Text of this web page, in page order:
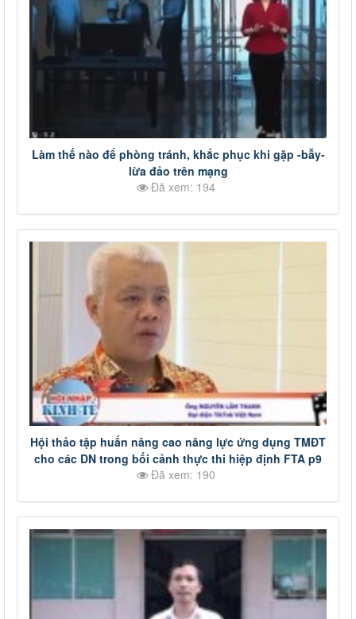
Làm thế nào để phòng tránh, khắc phục khi gặp -bẫy-
lừa đảo trên mạng
Đã xem: 194
Hội thảo tập huấn nâng cao năng lực ứng dụng TMĐT
cho các DN trong bối cảnh thực thi hiệp định FTA p9
Đã xem: 190